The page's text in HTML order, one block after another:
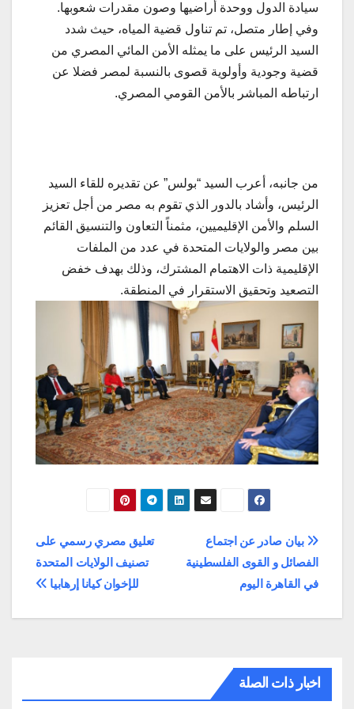
سيادة الدول ووحدة أراضيها وصون مقدرات شعوبها.
وفي إطار متصل، تم تناول قضية المياه، حيث شدد
السيد الرئيس على ما يمثله الأمن المائي المصري من
قضية وجودية وأولوية قصوى بالنسبة لمصر فضلا عن
ارتباطه المباشر بالأمن القومي المصري.
من جانبه، أعرب السيد “بولس” عن تقديره للقاء السيد
الرئيس، وأشاد بالدور الذي تقوم به مصر من أجل تعزيز
السلم والأمن الإقليميين، مثمناً التعاون والتنسيق القائم
بين مصر والولايات المتحدة في عدد من الملفات
الإقليمية ذات الاهتمام المشترك، وذلك بهدف خفض
التصعيد وتحقيق الاستقرار في المنطقة.
تصفّح
المقالات
تعليق مصري رسمي على
تصنيف الولايات المتحدة
للإخوان كيانا إرهابيا
بيان صادر عن اجتماع
الفصائل و القوى الفلسطينية
في القاهرة اليوم
اخبار ذات الصلة